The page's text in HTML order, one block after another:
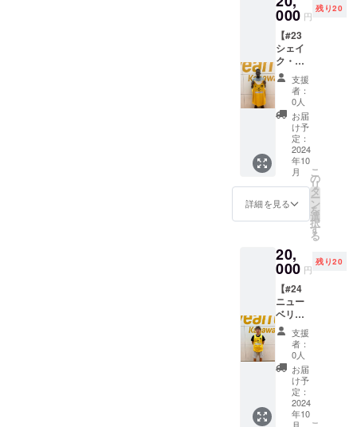
応いた
しかね
ますの
で、何
卒ご了
承くだ
さい。
提供し
ます。
・商品
サイ
ズ：XO
サイズ
※選手実
着用の
もので
はあり
ませ
ん。 ※
ご支援
確定後
の返
金・
は、対
応いた
しかね
ますの
で、何
卒ご了
承くだ
さい。
000 円
残り20
【#23
シェイ
ク・ケ
イタ選
手 サ
イン入
りリ
バーシ
ブル】
選手が
練習中
に使用
してい
るもの
と同じ
デザイ
バーシ
ブルを
提供し
ます。
・商品
サイ
ズ：
3XOサ
イズ ※
選手実
着用の
もので
はあり
ませ
支援
者：
0人
お届
け予
定：
2024
年10
月
詳細を見る
こ
の
リ
タ
ー
ン
を
選
択
す
る
20,
000 円
残り20
【#24
ニュー
ベリー
リ
チャー
ド選
手 サ
イン入
りリ
バーシ
ブル】
支援
者：
0人
お届
け予
定：
2024
年10
月